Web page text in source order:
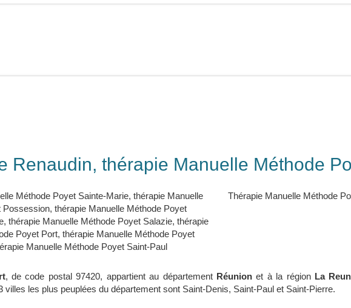
Renaudin, thérapie Manuelle Méthode
Méthode Poyet Sainte-Marie,thérapie Manuelle
Possession,thérapie Manuelle Méthode Poyet
,thérapie Manuelle Méthode Poyet Salazie,thérapie
Poyet Port,thérapie Manuelle Méthode Poyet
Manuelle Méthode Poyet Saint-Paul
Thérapie Manuelle Méthode
, de code postal 97420, appartient au département Réunionet à la région La
villes les plus peuplées du département sont Saint-Denis, Saint-Paul et Saint-Pierre.